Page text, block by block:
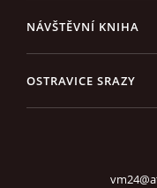
NÁVŠTĚVNÍ KNIHA
OSTRAVICE SRAZY